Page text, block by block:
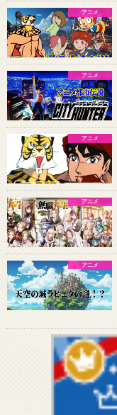
アニメ
アニメ
アニメ
アニメ
アニメ